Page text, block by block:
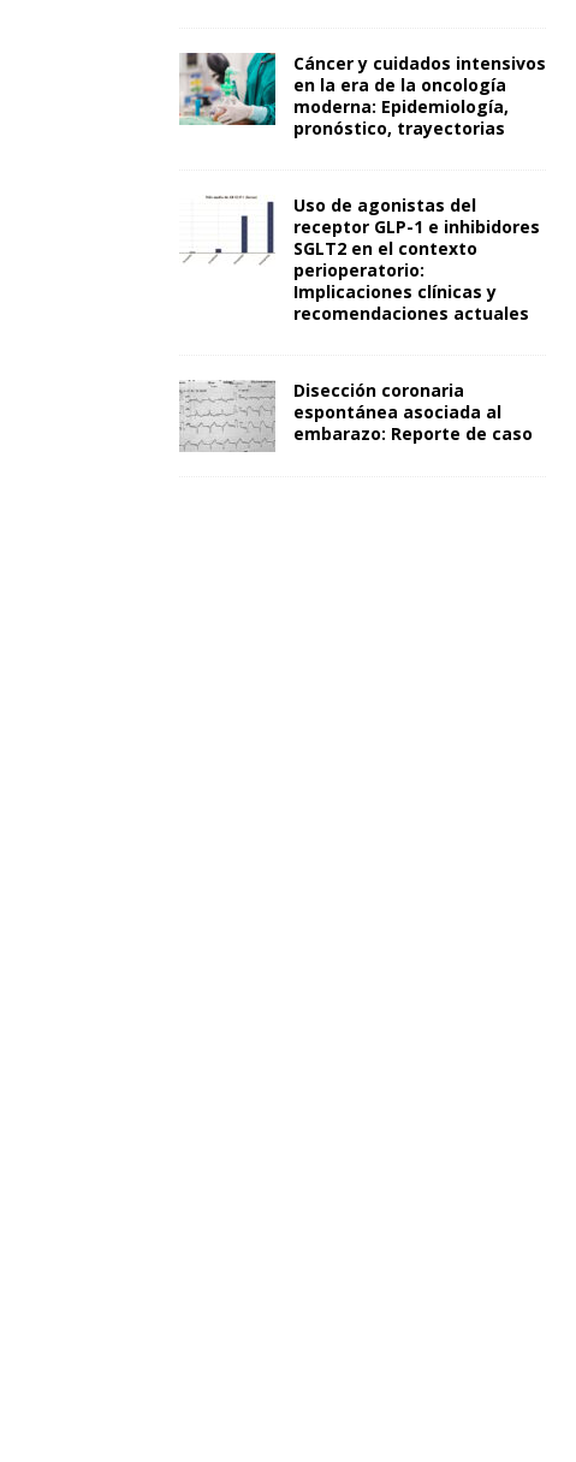
Cáncer y cuidados intensivos
en la era de la oncología
moderna: Epidemiología,
pronóstico, trayectorias
Uso de agonistas del
receptor GLP-1 e inhibidores
SGLT2 en el contexto
perioperatorio:
Implicaciones clínicas y
recomendaciones actuales
Disección coronaria
espontánea asociada al
embarazo: Reporte de caso